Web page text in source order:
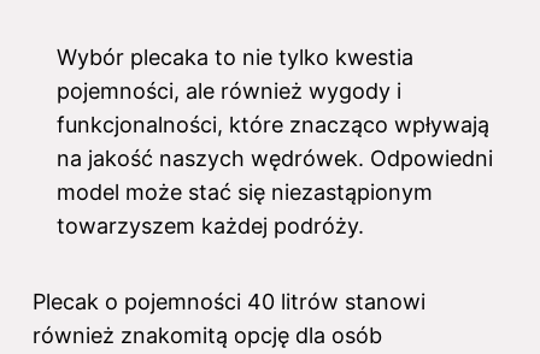
Wybór plecaka to nie tylko kwestia
pojemności, ale również wygody i
funkcjonalności, które znacząco wpływają
na jakość naszych wędrówek. Odpowiedni
model może stać się niezastąpionym
towarzyszem każdej podróży.
Plecak o pojemności 40 litrów stanowi
również znakomitą opcję dla osób